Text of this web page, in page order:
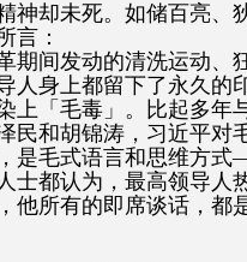
神却未死。如储百亮、
言：
期间发动的清洗运动
人身上都留下了永久的
上「毛毒」。比起多年
民和胡锦涛，习近平对
是毛式语言和思维方
士都认为，最高领导人
他所有的即席谈话，都